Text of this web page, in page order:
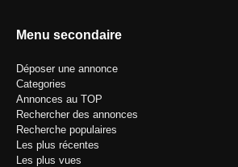
Menu secondaire
Déposer une annonce
Categories
Annonces au TOP
Rechercher des annonces
Recherche populaires
Les plus récentes
Les plus vues